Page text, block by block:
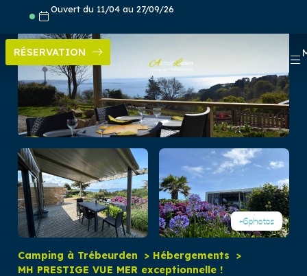
contenu
Ouvert du 11/04 au 27/09/26
RÉSERVATION
+6photos
Camping à Trébeurden
Hébergements
MH PRESTIGE VUE MER exceptionnelle !